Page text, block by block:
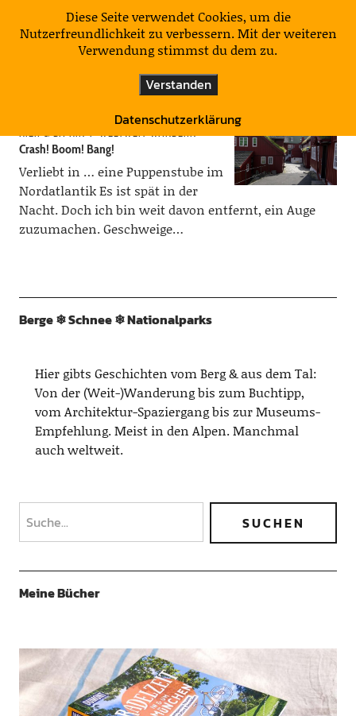
KulturNatur
Färöer Inseln
HIER & DA HIN WELTWEIT WANDERN
Crash! Boom! Bang!
Verliebt in … eine Puppenstube im
Nordatlantik Es ist spät in der
Nacht. Doch ich bin weit davon entfernt, ein Auge
zuzumachen. Geschweige…
Berge ❄︎ Schnee ❄︎ Nationalparks
Hier gibts Geschichten vom Berg & aus dem Tal:
Von der (Weit-)Wanderung bis zum Buchtipp,
vom Architektur-Spaziergang bis zur Museums-
Empfehlung. Meist in den Alpen. Manchmal
auch weltweit.
Meine Bücher
Diese Seite verwendet Cookies, um die
Nutzerfreundlichkeit zu verbessern. Mit der weiteren
Verwendung stimmst du dem zu.
Verstanden
Datenschutzerklärung